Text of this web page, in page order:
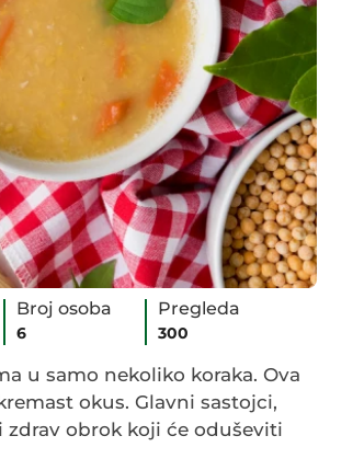
Broj osoba
6
Pregleda
300
u samo nekoliko koraka. Ova
okus. Glavni sastojci,
obrok koji će oduševiti